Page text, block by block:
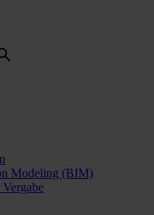
Modeling (BIM)